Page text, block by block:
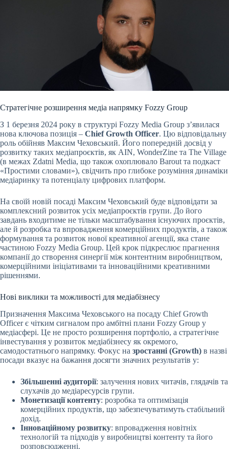
Стратегічне розширення медіа напрямку Fozzy Group
З 1 березня 2024 року в структурі Fozzy Media Group з’явилася
нова ключова позиція – Chief Growth Officer. Цю відповідальну
роль обійняв Максим Чеховський. Його попередній досвід у
розвитку таких медіапроєктів, як AIN, WonderZine та The Village
(в межах Zdatni Media, що також охоплювало Barout та подкаст
«Простими словами»), свідчить про глибоке розуміння динаміки
медіаринку та потенціалу цифрових платформ.
На своїй новій посаді Максим Чеховський буде відповідати за
комплексний розвиток усіх медіапроєктів групи. До його
завдань входитиме не тільки масштабування існуючих проєктів,
але й розробка та впровадження комерційних продуктів, а також
формування та розвиток нової креативної агенції, яка стане
частиною Fozzy Media Group. Цей крок підкреслює прагнення
компанії до створення синергії між контентним виробництвом,
комерційними ініціативами та інноваційними креативними
рішеннями.
Нові виклики та можливості для медіабізнесу
Призначення Максима Чеховського на посаду Chief Growth
Officer є чітким сигналом про амбітні плани Fozzy Group у
медіасфері. Це не просто розширення портфоліо, а стратегічне
інвестування у розвиток медіабізнесу як окремого,
самодостатнього напрямку. Фокус на зростанні (Growth) в назві
посади вказує на бажання досягти значних результатів у:
Збільшенні аудиторії: залучення нових читачів, глядачів та
слухачів до медіаресурсів групи.
Монетизації контенту: розробка та оптимізація
комерційних продуктів, що забезпечуватимуть стабільний
дохід.
Інноваційному розвитку: впровадження новітніх
технологій та підходів у виробництві контенту та його
розповсюдженні.